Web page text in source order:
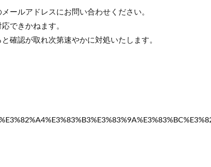
ールアドレスにお問い合わせください。
できかねます。
確認が取れ次第速やかに対処いたします。